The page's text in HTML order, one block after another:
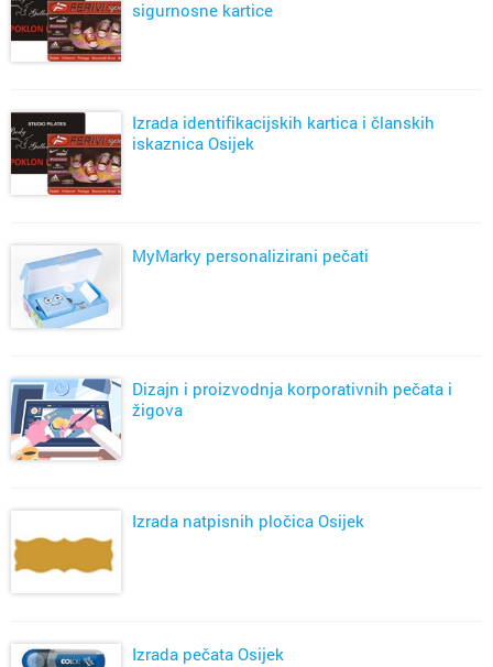
sigurnosne kartice
Izrada identifikacijskih kartica i članskih
iskaznica Osijek
MyMarky personalizirani pečati
Dizajn i proizvodnja korporativnih pečata i
žigova
Izrada natpisnih pločica Osijek
Izrada pečata Osijek